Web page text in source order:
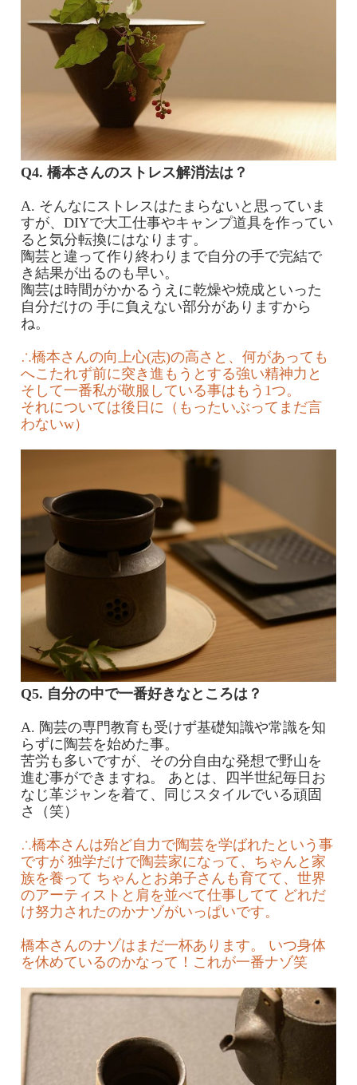
Q4. 橋本さんのストレス解消法は？
A. そんなにストレスはたまらないと思っていま
すが、DIYで大工仕事やキャンプ道具を作ってい
ると気分転換にはなります。
陶芸と違って作り終わりまで自分の手で完結で
き結果が出るのも早い。
陶芸は時間がかかるうえに乾燥や焼成といった
自分だけの 手に負えない部分がありますから
ね。
∴橋本さんの向上心(志)の高さと、何があっても
へこたれず前に突き進もうとする強い精神力と
そして一番私が敬服している事はもう1つ。
それについては後日に（もったいぶってまだ言
わないw）
Q5. 自分の中で一番好きなところは？
A. 陶芸の専門教育も受けず基礎知識や常識を知
らずに陶芸を始めた事。
苦労も多いですが、その分自由な発想で野山を
進む事ができますね。 あとは、四半世紀毎日お
なじ革ジャンを着て、同じスタイルでいる頑固
さ（笑）
∴橋本さんは殆ど自力で陶芸を学ばれたという事
ですが 独学だけで陶芸家になって、ちゃんと家
族を養って ちゃんとお弟子さんも育てて、世界
のアーティストと肩を並べて仕事してて どれだ
け努力されたのかナゾがいっぱいです。
橋本さんのナゾはまだ一杯あります。 いつ身体
を休めているのかなって！これが一番ナゾ笑